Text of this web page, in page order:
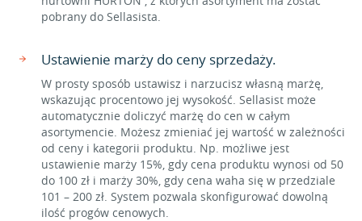
pobrany do Sellasista.
Ustawienie marży do ceny sprzedaży.
W prosty sposób ustawisz i narzucisz własną marżę,
wskazując procentowo jej wysokość. Sellasist może
automatycznie doliczyć marżę do cen w całym
asortymencie. Możesz zmieniać jej wartość w zależności
od ceny i kategorii produktu. Np. możliwe jest
ustawienie marży 15%, gdy cena produktu wynosi od 50
do 100 zł i marży 30%, gdy cena waha się w przedziale
101 – 200 zł. System pozwala skonfigurować dowolną
ilość progów cenowych.